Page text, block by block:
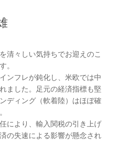
清々しい気持ちでお迎えのこ
。
ンフレが鈍化し、米欧では中
ました。足元の経済指標も堅
ディング（軟着陸）はほぼ確
により、輸入関税の引き上げ
の失速による影響が懸念され